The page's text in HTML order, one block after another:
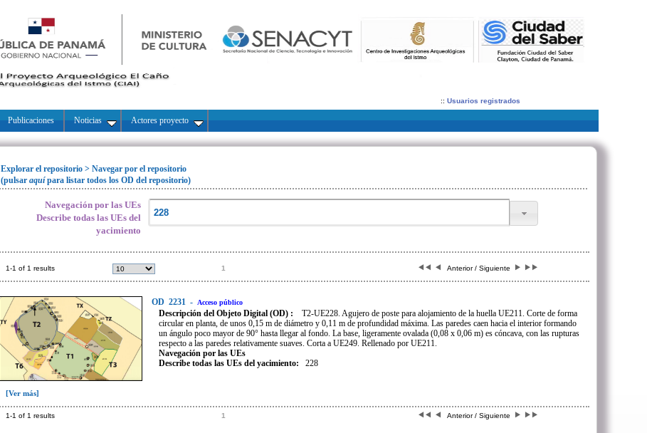
:: Usuarios registrados
Publicaciones Noticias Actores proyecto
Explorar el repositorio > Navegar por el repositorio
(pulsar aquípara listar todos los OD del repositorio)
Navegación por las UEs
Describe todas las UEs del
yacimiento
1-1 of 1 results 1 Anterior / Siguiente
OD 2231 - Acceso público
Descripción del Objeto Digital (OD) :
T2-UE228. Agujero de poste para alojamiento de la huella UE211. Corte de forma
circular en planta, de unos 0,15 m de diámetro y 0,11 m de profundidad máxima. Las paredes caen hacia el interior formando
un ángulo poco mayor de 90° hasta llegar al fondo. La base, ligeramente ovalada (0,08 x 0,06 m) es cóncava, con las rupturas
respecto a las paredes relativamente suaves. Corta a UE249. Rellenado por UE211.
Navegación por las UEs
Describe todas las UEs del yacimiento:
228
[Ver más]
1-1 of 1 results 1 Anterior / Siguiente